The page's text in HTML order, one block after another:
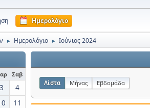
Ημερολόγιο
► Ημερολόγιο ► Ιούνιος 2024
Σαβ
3
4
11
Λίστα Μήνας Εβδομάδα